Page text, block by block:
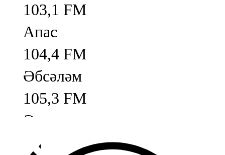
103,1 FM
Апас
104,4 FM
Әбсәләм
105,3 FM
Әлмәт
92,9 FM